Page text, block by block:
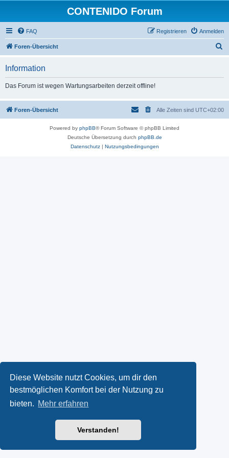
Diese Website nutzt Cookies, um dir den
bestmöglichen Komfort bei der Nutzung zu
bieten. Mehr erfahren
Verstanden!
CONTENIDO Forum
FAQ Anmelden
Registrieren
Foren-Übersicht
Information
Das Forum ist wegen Wartungsarbeiten derzeit offline!
Foren-Übersicht Alle Zeiten sind UTC+02:00
Powered by phpBB® Forum Software © phpBB Limited
Deutsche Übersetzung durch phpBB.de
Datenschutz| Nutzungsbedingungen